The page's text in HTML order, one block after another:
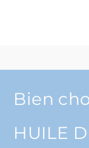
Bien
HUILE